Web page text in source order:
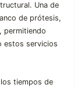
Una de
de prótesis,
permitiendo
estos servicios
tiempos de